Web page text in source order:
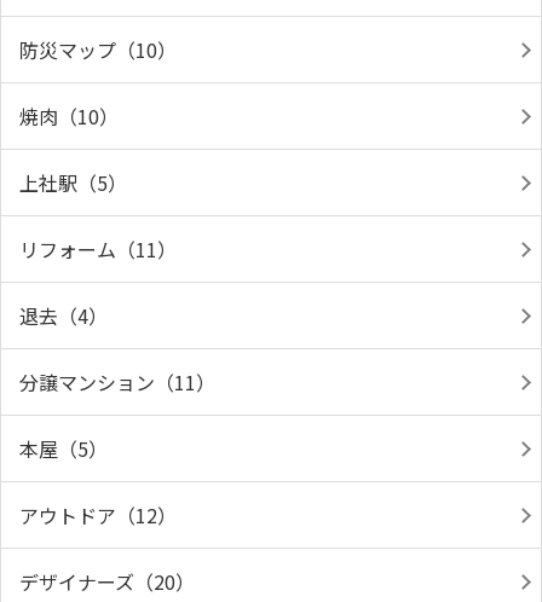
防災マップ（10）
焼肉（10）
上社駅（5）
リフォーム（11）
退去（4）
分譲マンション（11）
本屋（5）
アウトドア（12）
デザイナーズ（20）